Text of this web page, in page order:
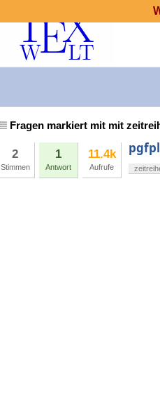
Fragen markiert mit mit
2
Stimmen
1
Antwort
11.4k
Aufrufe